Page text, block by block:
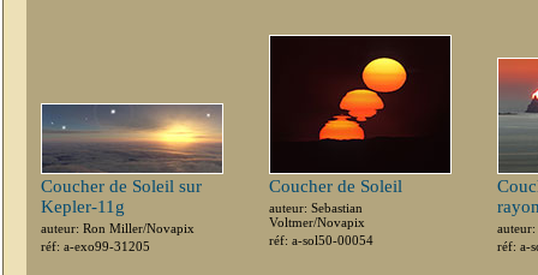
Coucher de Soleil sur
Kepler-11g
auteur: Ron Miller/Novapix
réf: a-exo99-31205
Coucher de Soleil
auteur: Sebastian
Voltmer/Novapix
réf: a-sol50-00054
réf: a-